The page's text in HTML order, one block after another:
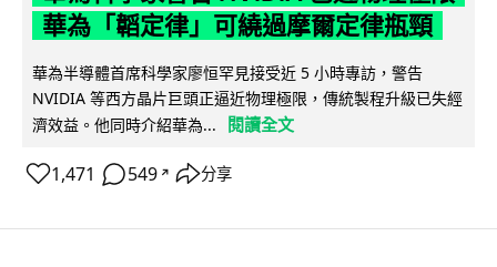
華為「韜定律」可繞過摩爾定律瓶頸
華為半導體首席科學家廖恒罕見接受近 5 小時專訪，警告
NVIDIA 等西方晶片巨頭正逼近物理極限，傳統製程升級已失經
濟效益。他同時介紹華為...
閱讀全文
1,471 549 ↗ 分享